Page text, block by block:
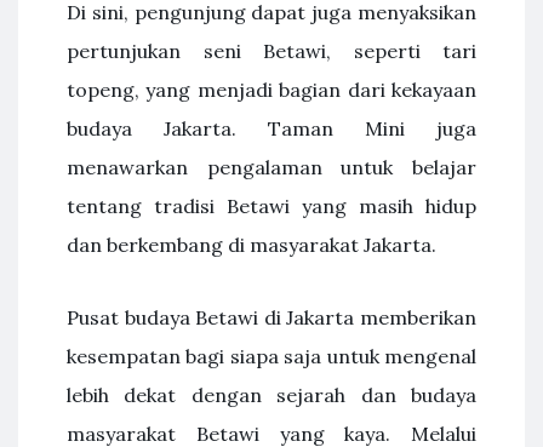
Di sini, pengunjung dapat juga menyaksikan
pertunjukan seni Betawi, seperti tari
topeng, yang menjadi bagian dari kekayaan
budaya Jakarta. Taman Mini juga
menawarkan pengalaman untuk belajar
tentang tradisi Betawi yang masih hidup
dan berkembang di masyarakat Jakarta.
Pusat budaya Betawi di Jakarta memberikan
kesempatan bagi siapa saja untuk mengenal
lebih dekat dengan sejarah dan budaya
masyarakat Betawi yang kaya. Melalui